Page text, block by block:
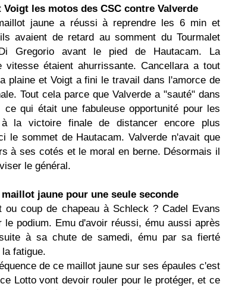
Voigt les motos des CSC contre Valverde
jaune a réussi à reprendre les 6 min et
avaient de retard au somment du Tourmalet
Gregorio avant le pied de Hautacam. La
vitesse étaient ahurrissante. Cancellara a tout
plaine et Voigt a fini le travail dans l'amorce de
Tout cela parce que Valverde a "sauté" dans
ce qui était une fabuleuse opportunité pour les
à la victoire finale de distancer encore plus
le sommet de Hautacam. Valverde n'avait que
à ses cotés et le moral en berne. Désormais il
le général.
jaune pour une seule seconde
ou coup de chapeau à Schleck ? Cadel Evans
le podium. Emu d'avoir réussi, ému aussi après
à sa chute de samedi, ému par sa fierté
fatigue.
de ce maillot jaune sur ses épaules c'est
Lotto vont devoir rouler pour le protéger, et ce